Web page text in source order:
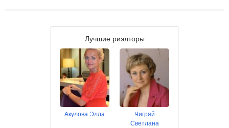
Лучшие риэлторы
Акулова Элла
Чигряй
Светлана